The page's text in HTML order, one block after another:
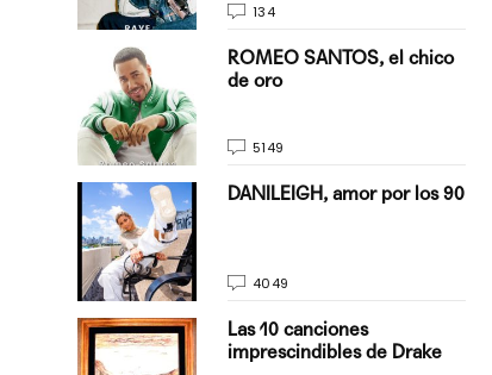
134
ROMEO SANTOS, el chico
de oro
5149
DANILEIGH, amor por los 90
4049
Las 10 canciones
imprescindibles de Drake